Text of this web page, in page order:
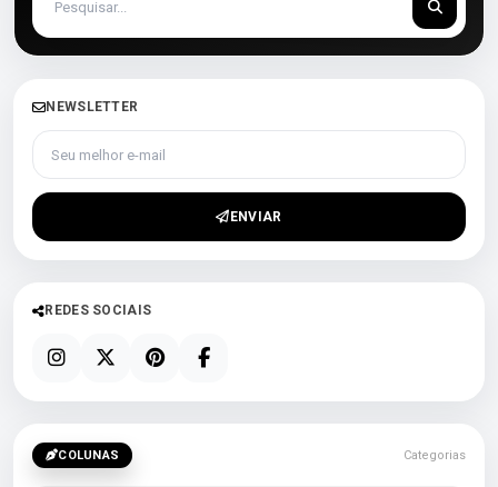
NEWSLETTER
Seu melhor e-mail
ENVIAR
REDES SOCIAIS
COLUNAS Categorias